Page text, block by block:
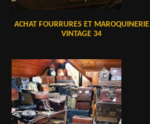
ACHAT FOURRURES ET MAROQUINERIE
VINTAGE 34